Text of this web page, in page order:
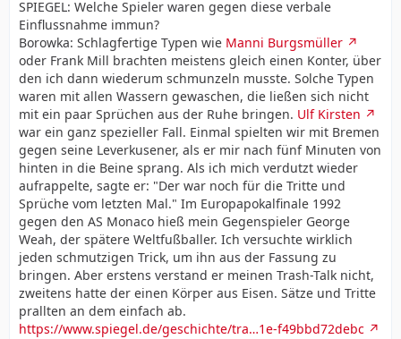
SPIEGEL: Welche Spieler waren gegen diese verbale
Einflussnahme immun?
Borowka: Schlagfertige Typen wie Manni Burgsmüller
oder Frank Mill brachten meistens gleich einen Konter, über
den ich dann wiederum schmunzeln musste. Solche Typen
waren mit allen Wassern gewaschen, die ließen sich nicht
mit ein paar Sprüchen aus der Ruhe bringen. Ulf Kirsten
war ein ganz spezieller Fall. Einmal spielten wir mit Bremen
gegen seine Leverkusener, als er mir nach fünf Minuten von
hinten in die Beine sprang. Als ich mich verdutzt wieder
aufrappelte, sagte er: "Der war noch für die Tritte und
Sprüche vom letzten Mal." Im Europapokalfinale 1992
gegen den AS Monaco hieß mein Gegenspieler George
Weah, der spätere Weltfußballer. Ich versuchte wirklich
jeden schmutzigen Trick, um ihn aus der Fassung zu
bringen. Aber erstens verstand er meinen Trash-Talk nicht,
zweitens hatte der einen Körper aus Eisen. Sätze und Tritte
prallten an dem einfach ab.
https://www.spiegel.de/geschichte/tra…1e-f49bbd72debc